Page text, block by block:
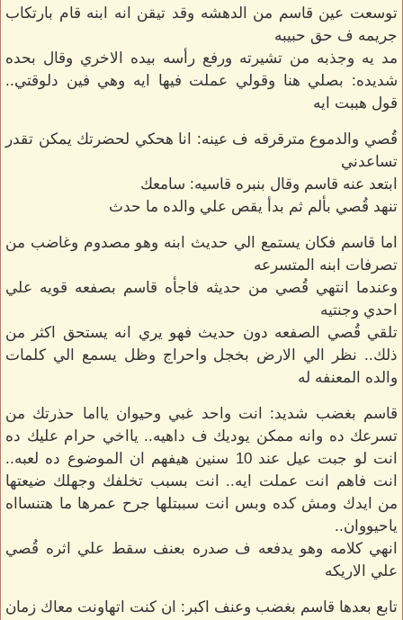
توسعت عين قاسم من الدهشه وقد تيقن انه ابنه قام بارتكاب
جريمه ف حق حبيبه
مد يه وجذبه من تشيرته ورفع رأسه بيده الاخري وقال بحده
شديده: بصلي هنا وقولي عملت فيها ايه وهي فين دلوقتي..
قول هببت ايه
قُصي والدموع مترقرقه ف عينه: انا هحكي لحضرتك يمكن تقدر
تساعدني
ابتعد عنه قاسم وقال بنبره قاسيه: سامعك
تنهد قُصي بألم ثم بدأ يقص علي والده ما حدث
اما قاسم فكان يستمع الي حديث ابنه وهو مصدوم وغاضب من
تصرفات ابنه المتسرعه
وعندما انتهي قُصي من حديثه فاجأه قاسم بصفعه قويه علي
احدي وجنتيه
تلقي قُصي الصفعه دون حديث فهو يري انه يستحق اكثر من
ذلك.. نظر الي الارض بخجل واحراج وظل يسمع الي كلمات
والده المعنفه له
قاسم بغضب شديد: انت واحد غبي وحيوان يااما حذرتك من
تسرعك ده وانه ممكن يوديك ف داهيه.. يااخي حرام عليك ده
انت لو جبت عيل عند 10 سنين هيفهم ان الموضوع ده لعبه..
انت فاهم انت عملت ايه.. انت بسبب تخلفك وجهلك ضيعتها
من ايدك ومش كده وبس انت سببتلها جرح عمرها ما هتنسااه
ياحيووان..
انهي كلامه وهو يدفعه ف صدره بعنف سقط علي اثره قُصي
علي الاريكه
تابع بعدها قاسم بغضب وعنف اكبر: ان كنت اتهاونت معاك زمان